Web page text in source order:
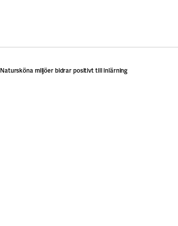
Natursköna miljöer bidrar positivt till inlärning